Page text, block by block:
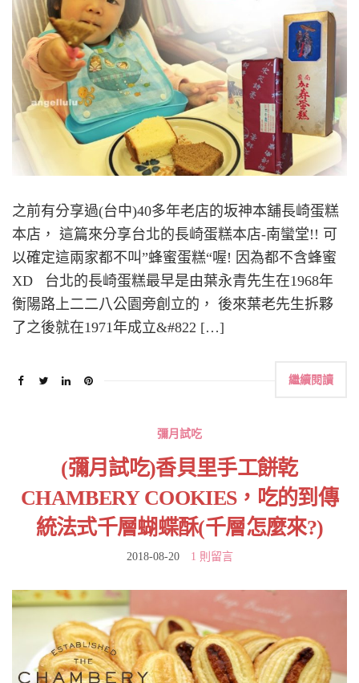
之前有分享過(台中)40多年老店的坂神本舖長崎蛋糕
本店， 這篇來分享台北的長崎蛋糕本店-南蠻堂!! 可
以確定這兩家都不叫”蜂蜜蛋糕“喔! 因為都不含蜂蜜
XD 台北的長崎蛋糕最早是由葉永青先生在1968年
衡陽路上二二八公園旁創立的， 後來葉老先生拆夥
了之後就在1971年成立&#822 […]
繼續閱讀
彌月試吃
(彌月試吃)香貝里手工餅乾
CHAMBERY COOKIES，吃的到傳
統法式千層蝴蝶酥(千層怎麼來?)
2018-08-20 1 則留言